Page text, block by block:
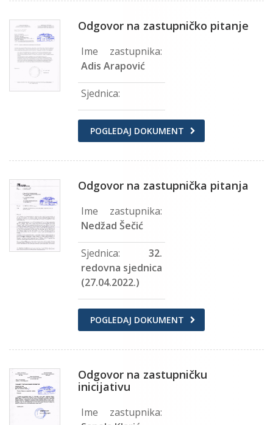
Odgovor na zastupničko pitanje
Ime zastupnika:
Adis Arapović
Sjednica:
POGLEDAJ DOKUMENT
Odgovor na zastupnička pitanja
Ime zastupnika:
Nedžad Šečić
Sjednica: 32.
redovna sjednica
(27.04.2022.)
POGLEDAJ DOKUMENT
Odgovor na zastupničku
inicijativu
Ime zastupnika: